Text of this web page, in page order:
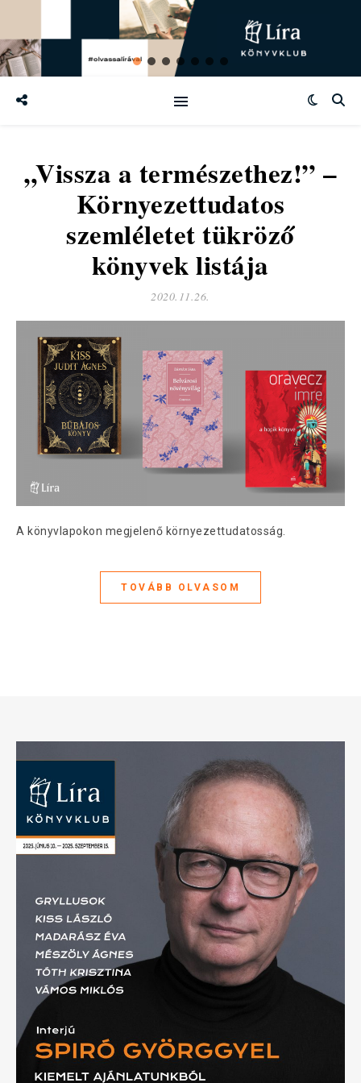
„Vissza a természethez!” –
Környezettudatos
szemléletet tükröző
könyvek listája
2020.11.26.
A könyvlapokon megjelenő környezettudatosság.
TOVÁBB OLVASOM